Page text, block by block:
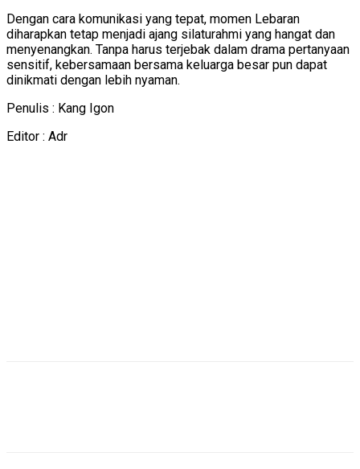
Dengan cara komunikasi yang tepat, momen Lebaran
diharapkan tetap menjadi ajang silaturahmi yang hangat dan
menyenangkan. Tanpa harus terjebak dalam drama pertanyaan
sensitif, kebersamaan bersama keluarga besar pun dapat
dinikmati dengan lebih nyaman.
Penulis : Kang Igon
Editor : Adr